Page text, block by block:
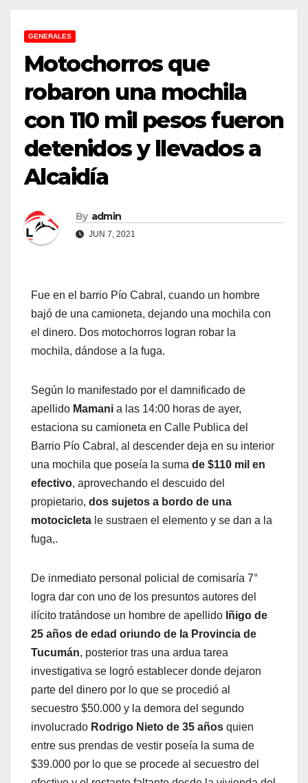
GENERALES
Motochorros que
robaron una mochila
con 110 mil pesos fueron
detenidos y llevados a
Alcaidía
By admin
JUN 7, 2021
Fue en el barrio Pío Cabral, cuando un hombre
bajó de una camioneta, dejando una mochila con
el dinero. Dos motochorros logran robar la
mochila, dándose a la fuga.
Según lo manifestado por el damnificado de
apellido Mamani a las 14:00 horas de ayer,
estaciona su camioneta en Calle Publica del
Barrio Pío Cabral, al descender deja en su interior
una mochila que poseía la suma de $110 mil en
efectivo, aprovechando el descuido del
propietario, dos sujetos a bordo de una
motocicleta le sustraen el elemento y se dan a la
fuga,.
De inmediato personal policial de comisaría 7°
logra dar con uno de los presuntos autores del
ilícito tratándose un hombre de apellido Iñigo de
25 años de edad oriundo de la Provincia de
Tucumán, posterior tras una ardua tarea
investigativa se logró establecer donde dejaron
parte del dinero por lo que se procedió al
secuestro $50.000 y la demora del segundo
involucrado Rodrigo Nieto de 35 años quien
entre sus prendas de vestir poseía la suma de
$39.000 por lo que se procede al secuestro del